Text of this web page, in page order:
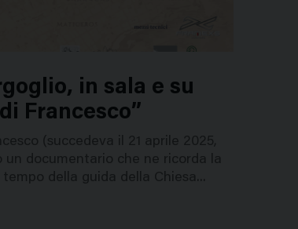
in sala e su
Francesco”